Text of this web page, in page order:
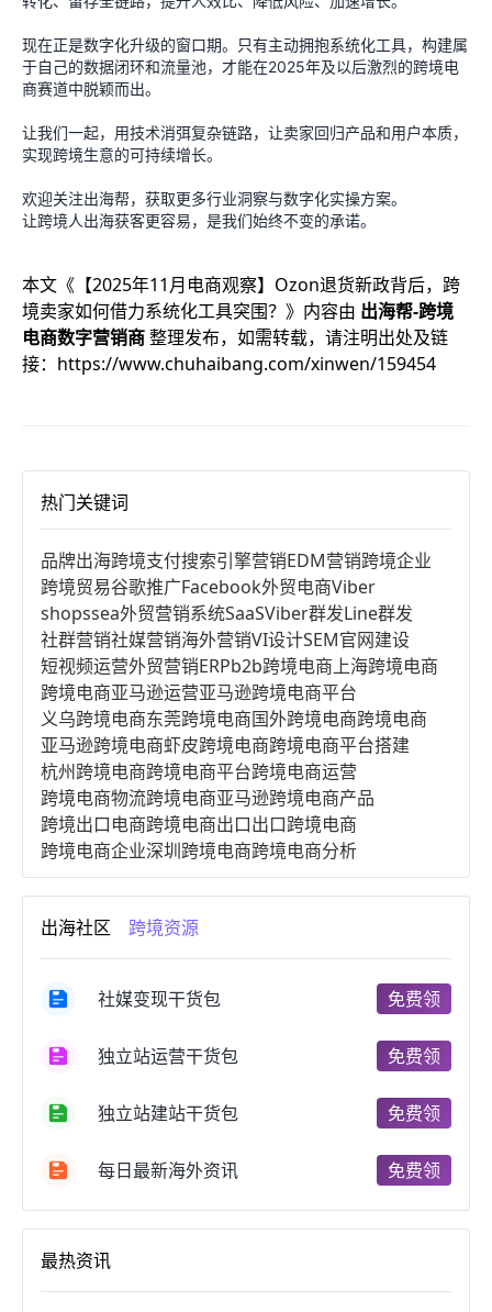
现在正是数字化升级的窗口期。只有主动拥抱系统化工具，构建属
于自己的数据闭环和流量池，才能在2025年及以后激烈的跨境电
商赛道中脱颖而出。
让我们一起，用技术消弭复杂链路，让卖家回归产品和用户本质，
实现跨境生意的可持续增长。
欢迎关注出海帮，获取更多行业洞察与数字化实操方案。
让跨境人出海获客更容易，是我们始终不变的承诺。
本文《 【2025年11月电商观察】Ozon退货新政背后，跨
境卖家如何借力系统化工具突围？ 》内容由 出海帮-跨境
电商数字营销商整理发布，如需转载，请注明出处及链
接： https://www.chuhaibang.com/xinwen/159454
热门关键词
品牌出海跨境支付搜索引擎营销EDM营销跨境企业
跨境贸易谷歌推广Facebook外贸电商Viber
shopssea外贸营销系统SaaSViber群发Line群发
社群营销社媒营销海外营销VI设计SEM官网建设
短视频运营外贸营销ERPb2b跨境电商上海跨境电商
跨境电商亚马逊运营亚马逊跨境电商平台
义乌跨境电商东莞跨境电商国外跨境电商跨境电商
亚马逊跨境电商虾皮跨境电商跨境电商平台搭建
杭州跨境电商跨境电商平台跨境电商运营
跨境电商物流跨境电商亚马逊跨境电商产品
跨境出口电商跨境电商出口出口跨境电商
跨境电商企业深圳跨境电商跨境电商分析
进口跨境电商跨境电商服务广州跨境电商
跨境电商市场跨境电商创业跨境电商注册
跨境电商开店跨境电商营销
跨境电商商品个人跨境电商跨境电商案例
郑州跨境电商跨境电商趋势
跨境电商费用美国跨境电商
天津跨境电商东南亚跨境电商
跨境电商b2b阿里巴巴跨境电商
跨境电商关税
跨境电商建站
浙江跨境电商宁波跨境电商跨境电商的模式
出海社区 跨境资源
社媒变现干货包 免费领
独立站运营干货包 免费领
独立站建站干货包 免费领
每日最新海外资讯 免费领
最热资讯